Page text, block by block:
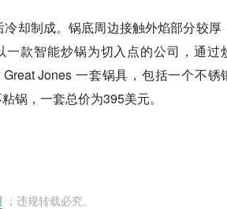
却制成。锅底周边接触外焰部分较厚
款智能炒锅为切入点的公司，通过
Jones 一套锅具，包括一个不锈
锅，一套总价为395美元。
；违规转载必究。